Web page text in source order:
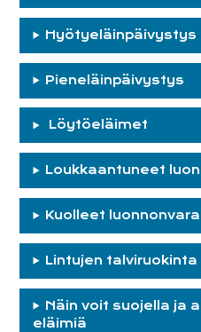
Hyötyeläinpäivystys
Pieneläinpäivystys
Löytöeläimet
Loukkaantuneet
Kuolleet
Lintujen talviruokinta
Näin voit suojella ja
eläimiä